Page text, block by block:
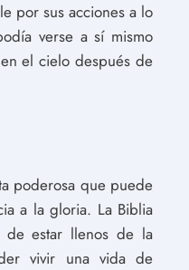
por sus acciones a lo
verse a sí mismo
el cielo después de
poderosa que puede
a la gloria. La Biblia
de estar llenos de la
vivir una vida de